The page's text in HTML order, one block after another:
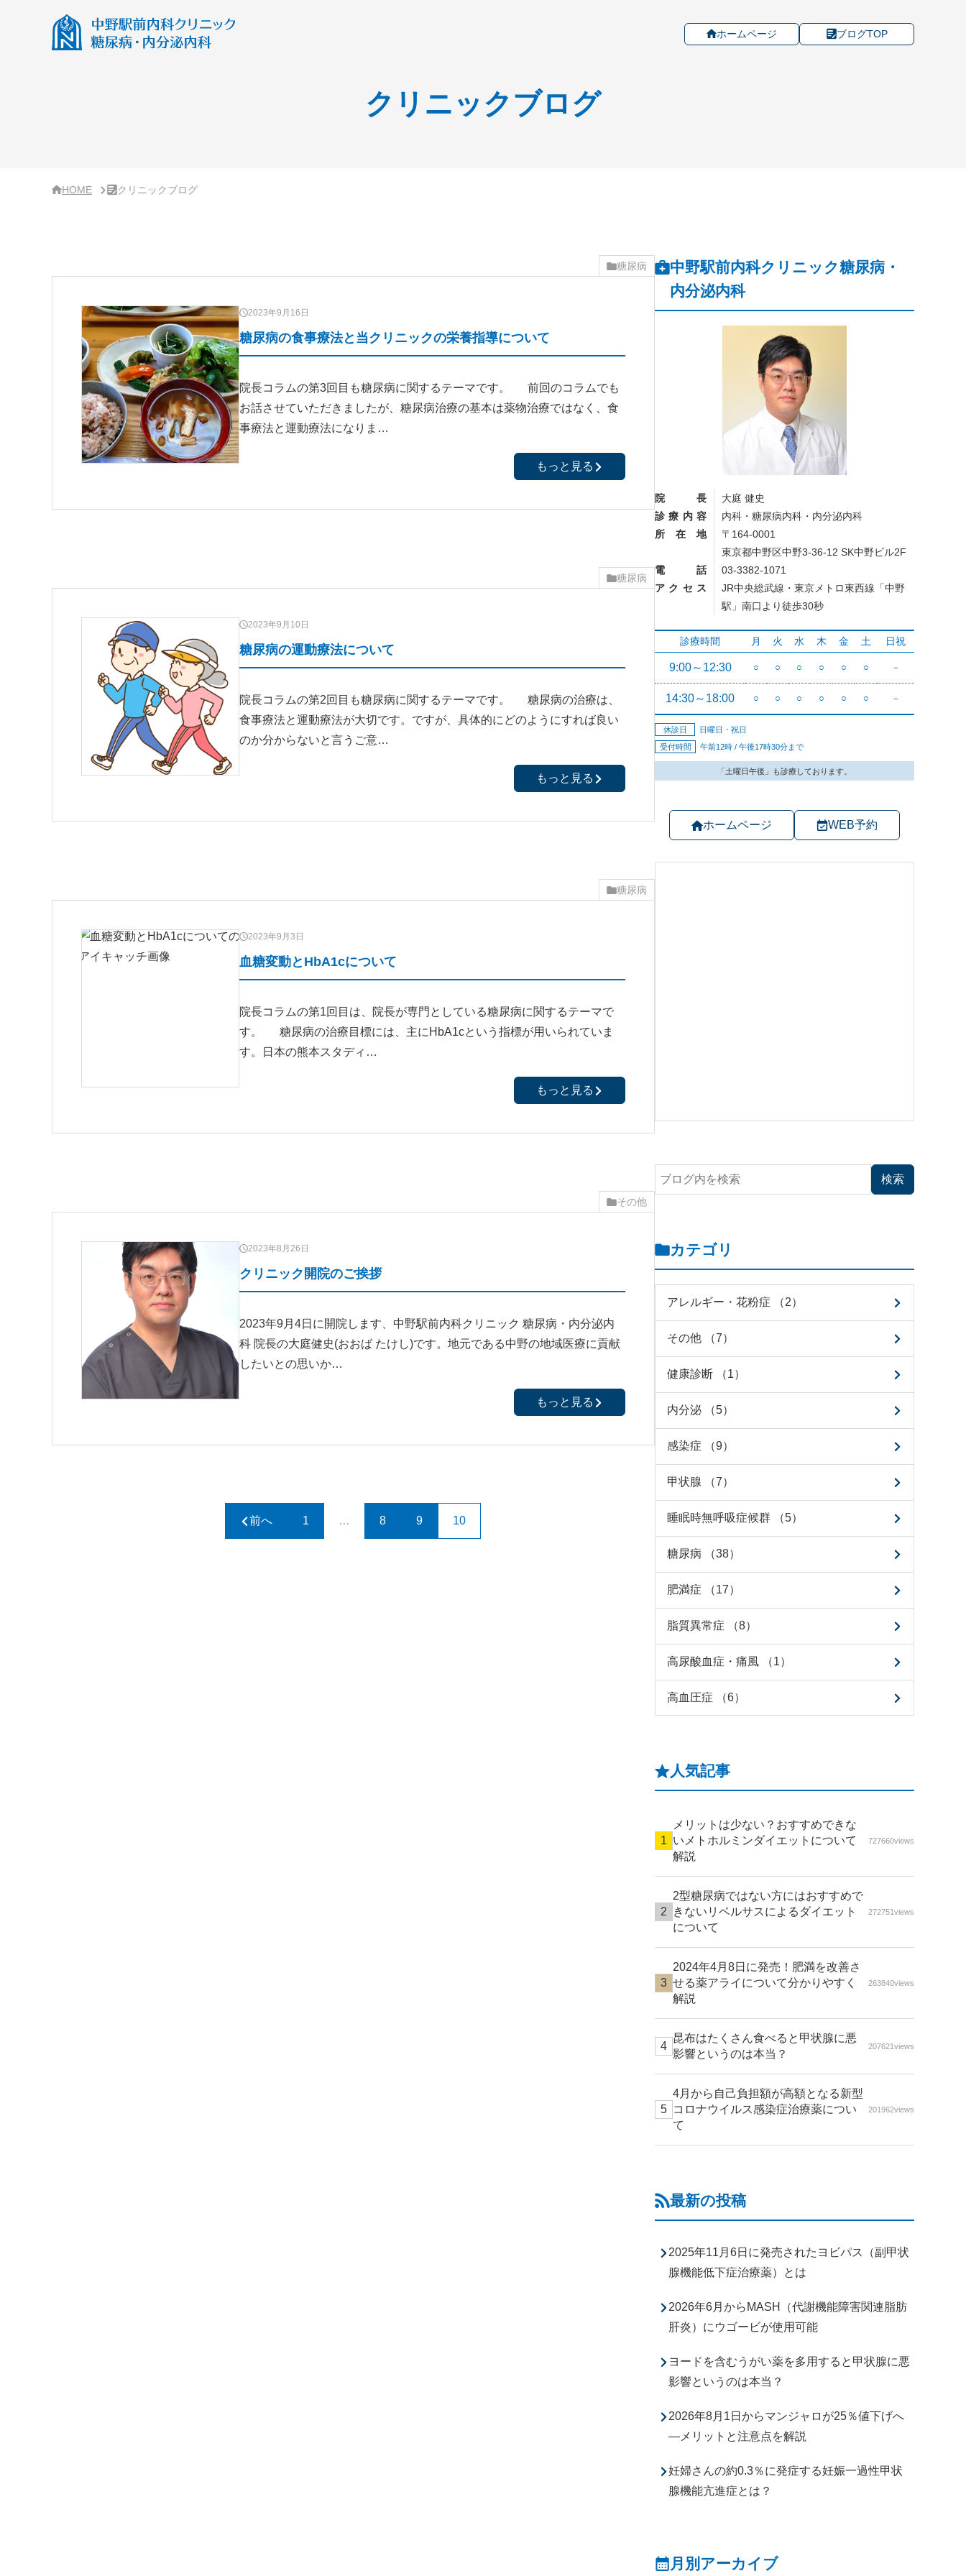
ホームページ ブログTOP
クリニックブログ
HOME クリニックブログ
糖尿病
2023年9月16日
糖尿病の食事療法と当クリニックの栄養指導について
院長コラムの第3回目も糖尿病に関するテーマです。 前回のコラムでも
お話させていただきましたが、糖尿病治療の基本は薬物治療ではなく、食
事療法と運動療法になりま…
もっと見る
糖尿病
2023年9月10日
糖尿病の運動療法について
院長コラムの第2回目も糖尿病に関するテーマです。 糖尿病の治療は、
食事療法と運動療法が大切です。ですが、具体的にどのようにすれば良い
のか分からないと言うご意…
もっと見る
糖尿病
2023年9月3日
血糖変動とHbA1cについて
院長コラムの第1回目は、院長が専門としている糖尿病に関するテーマで
す。 糖尿病の治療目標には、主にHbA1cという指標が用いられていま
す。日本の熊本スタディ…
もっと見る
その他
2023年8月26日
クリニック開院のご挨拶
2023年9月4日に開院します、中野駅前内科クリニック 糖尿病・内分泌内
科 院長の大庭健史(おおば たけし)です。地元である中野の地域医療に貢献
したいとの思いか…
もっと見る
前へ 1 … 8 9 10
中野駅前内科クリニック糖尿病・
内分泌内科
院長
大庭 健史
診療内容
内科・糖尿病内科・内分泌内科
所在地
〒164-0001
東京都中野区中野3-36-12 SK中野ビル2F
電話
03-3382-1071
アクセス
JR中央総武線・東京メトロ東西線「中野
駅」南口より徒歩30秒
ホームページ WEB予約
カテゴリ
アレルギー・花粉症 （2）
その他 （7）
健康診断 （1）
内分泌 （5）
感染症 （9）
甲状腺 （7）
睡眠時無呼吸症候群 （5）
糖尿病 （38）
肥満症 （17）
脂質異常症 （8）
高尿酸血症・痛風 （1）
高血圧症 （6）
人気記事
メリットは少ない？おすすめできな
いメトホルミンダイエットについて
解説
727660views
2型糖尿病ではない方にはおすすめで
きないリベルサスによるダイエット
について
272751views
2024年4月8日に発売！肥満を改善さ
せる薬アライについて分かりやすく
解説
263840views
昆布はたくさん食べると甲状腺に悪
影響というのは本当？
207621views
4月から自己負担額が高額となる新型
コロナウイルス感染症治療薬につい
て
201962views
最新の投稿
2025年11月6日に発売されたヨビパス（副甲状
腺機能低下症治療薬）とは
2026年6月からMASH（代謝機能障害関連脂肪
肝炎）にウゴービが使用可能
ヨードを含むうがい薬を多用すると甲状腺に悪
影響というのは本当？
2026年8月1日からマンジャロが25％値下げへ
―メリットと注意点を解説
妊婦さんの約0.3％に発症する妊娠一過性甲状
腺機能亢進症とは？
月別アーカイブ